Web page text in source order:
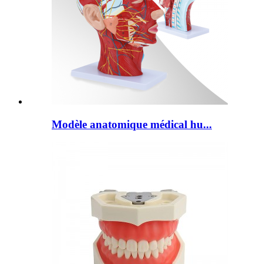
Modèle anatomique médical hu...